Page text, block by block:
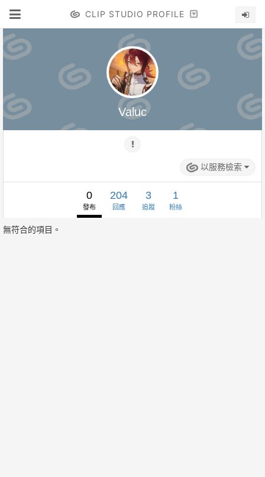
CLIP STUDIO PROFILE
Valuc
以服務檢索
0
發布
204
回應
3
追蹤
1
粉絲
無符合的項目。